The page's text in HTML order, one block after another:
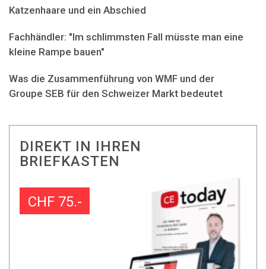
Katzenhaare und ein Abschied
Fachhändler: "Im schlimmsten Fall müsste man eine
kleine Rampe bauen"
Was die Zusammenführung von WMF und der
Groupe SEB für den Schweizer Markt bedeutet
DIREKT IN IHREN
BRIEFKASTEN
CHF 75.-